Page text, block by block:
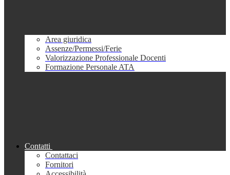
Area giuridica
Assenze/Permessi/Ferie
Valorizzazione Professionale Docenti
Formazione Personale ATA
Contatti
Contattaci
Fornitori